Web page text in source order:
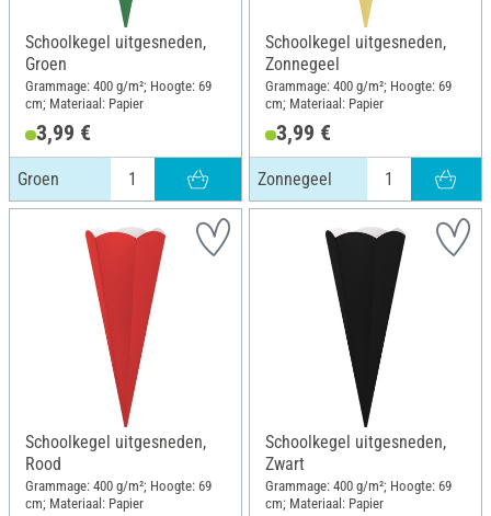
Schoolkegel uitgesneden,
Groen
Grammage: 400 g/m²; Hoogte: 69
cm; Materiaal: Papier
3,99 €
Groen
Schoolkegel uitgesneden,
Zonnegeel
Grammage: 400 g/m²; Hoogte: 69
cm; Materiaal: Papier
3,99 €
Zonnegeel
Schoolkegel uitgesneden,
Rood
Grammage: 400 g/m²; Hoogte: 69
cm; Materiaal: Papier
Schoolkegel uitgesneden,
Zwart
Grammage: 400 g/m²; Hoogte: 69
cm; Materiaal: Papier